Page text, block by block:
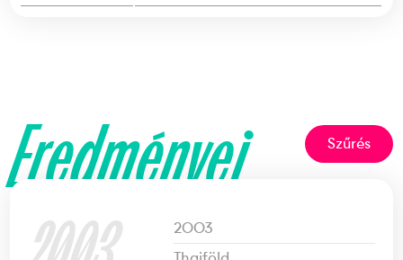
Eredményei Szűrés
2003